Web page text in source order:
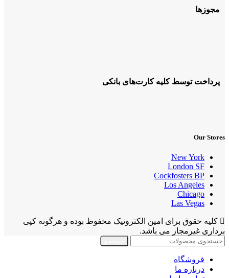
مجوزها
پرداخت توسط کلیه کارت‌های بانکی
Our Stores
New York
London SF
Cockfosters BP
Los Angeles
Chicago
Las Vegas
کلیه حقوق برای امین الکترونیک محفوظ بوده و هرگونه کپی
برداری غیرمجاز می باشد.
فروشگاه
درباره ما